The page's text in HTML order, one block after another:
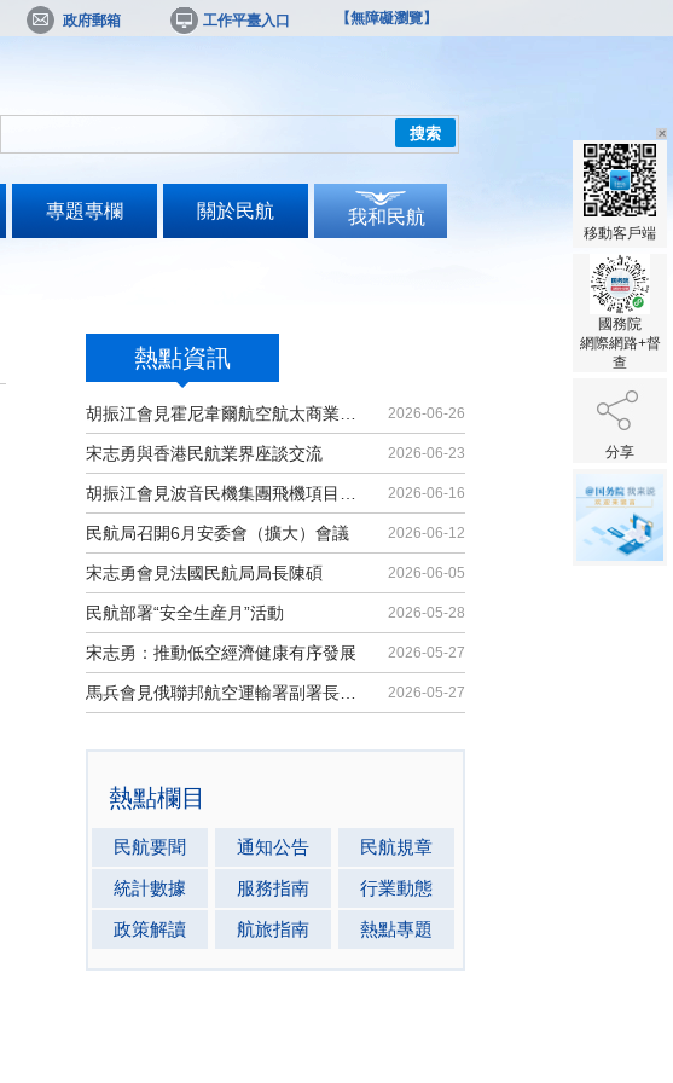
政府郵箱 工作平臺入口 【無障礙瀏覽】
搜索
專題專欄 關於民航 我和民航
熱點資訊
2026-06-26
宋志勇與香港民航業界座談交流 2026-06-23
2026-06-16
民航局召開6月安委會（擴大）會議 2026-06-12
宋志勇會見法國民航局局長陳碩 2026-06-05
民航部署“安全生産月”活動 2026-05-28
宋志勇：推動低空經濟健康有序發展 2026-05-27
2026-05-27
熱點欄目
民航要聞 通知公告
民航規章
統計數據
服務指南
行業動態
政策解讀
航旅指南 熱點專題
移動客戶端
國務院
網際網路+督
查
分享